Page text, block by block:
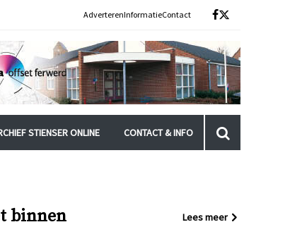
AdverterenInformatieContact
STIENSER ONLINE CONTACT & INFO
binnen Lees meer